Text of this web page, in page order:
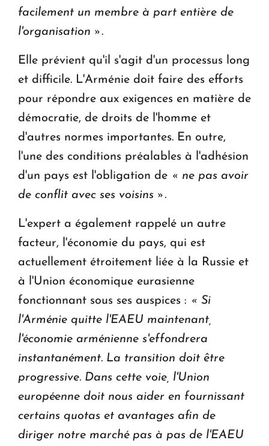
facilement un membre à part entière de
l'organisation ».
Elle prévient qu'il s'agit d'un processus long
et difficile. L'Arménie doit faire des efforts
pour répondre aux exigences en matière de
démocratie, de droits de l'homme et
d'autres normes importantes. En outre,
l'une des conditions préalables à l'adhésion
d'un pays est l'obligation de « ne pas avoir
de conflit avec ses voisins ».
L'expert a également rappelé un autre
facteur, l'économie du pays, qui est
actuellement étroitement liée à la Russie et
à l'Union économique eurasienne
fonctionnant sous ses auspices : « Si
l'Arménie quitte l'EAEU maintenant,
l'économie arménienne s'effondrera
instantanément. La transition doit être
progressive. Dans cette voie, l'Union
européenne doit nous aider en fournissant
certains quotas et avantages afin de
diriger notre marché pas à pas de l'EAEU